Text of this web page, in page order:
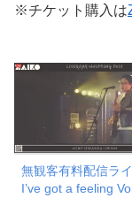
※チケット購入は
無観客有料配信ラ
I’ve got a feeling